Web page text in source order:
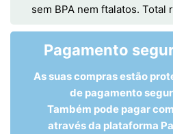
sem BPA nem ftalatos.
Pagamento
As suas compras estão
de pagamento
Também pode pagar
através da plataforma